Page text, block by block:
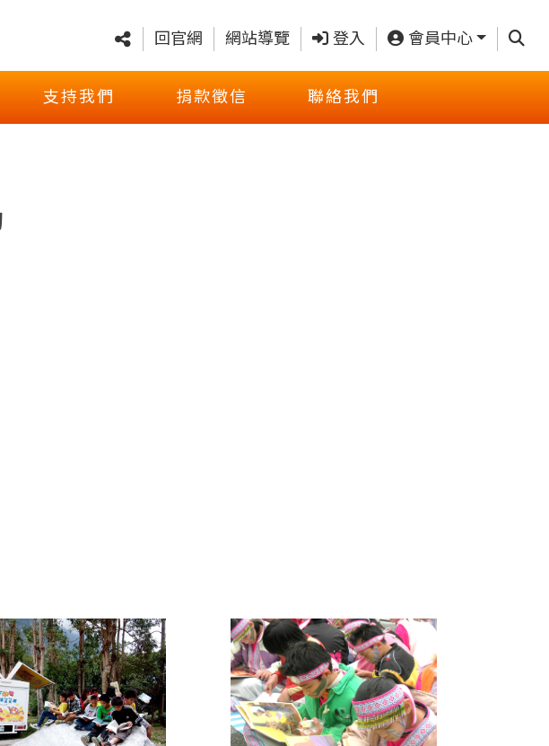
回官網 網站導覽 登入 會員中心 查詢
支持我們 捐款徵信 聯絡我們